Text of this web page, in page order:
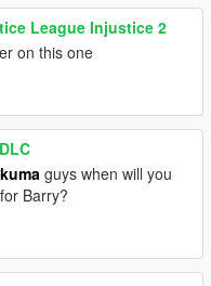
League Injustice 2
on this one
guys when will you
Barry?